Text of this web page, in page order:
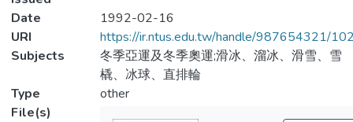
Date
1992-02-16
URI
https://ir.ntus.edu.tw/handle/987654321/
Subjects
冬季亞運及冬季奧運;滑冰、溜冰、滑雪、雪
橇、冰球、直排輪
Type
other
File(s)